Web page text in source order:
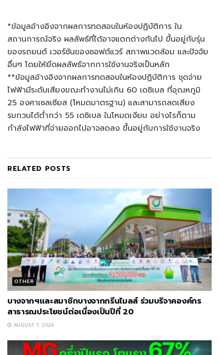
*ข้อมูลอ้างอิงจากผลการทดสอบในห้องปฏิบัติการ ใน
สถานการณ์จริง ผลลัพธ์ที่ได้อาจแตกต่างกันไป ขึ้นอยู่กับรุ่น
ของรถยนต์ เวอร์ชันของซอฟต์แวร์ สภาพแวดล้อม และปัจจัย
อื่นๆ โดยให้ยึดผลลัพธ์จากการใช้งานจริงเป็นหลัก
**ข้อมูลอ้างอิงจากผลการทดสอบในห้องปฏิบัติการ ชุดจ่าย
ไฟฟ้ามีระดับเสียงขณะทำงานไม่เกิน 60 เดซิเบล ที่อุณหภูมิ
25 องศาเซลเซียส (โหมดมาตรฐาน) และสามารถลดเสียง
รบกวนได้ต่ำกว่า 55 เดซิเบล ในโหมดเงียบ อย่างไรก็ตาม
กำลังไฟฟ้าที่จ่ายออกไปอาจลดลง ขึ้นอยู่กับการใช้งานจริง
RELATED POSTS
OTHER
บางจากฯและสมาชิกบางจากกรีนไมลส์ ร่วมบริจาคองค์กร
สาธารณประโยชน์ต่อเนื่องเป็นปีที่ 20
AUGUST 7, 2026